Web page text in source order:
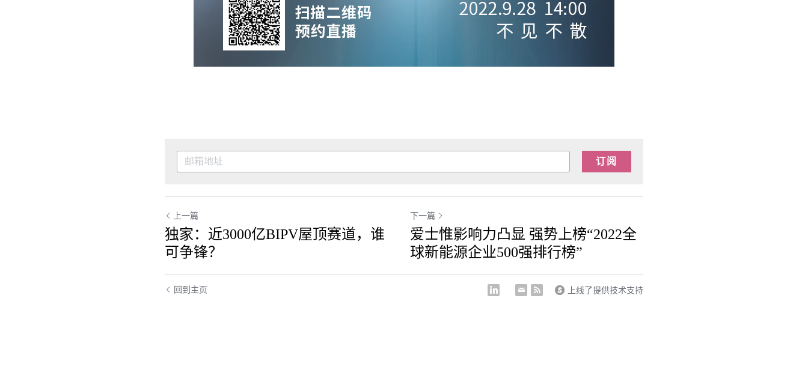
订阅
上一篇
独家：近3000亿BIPV屋顶赛道，谁
可争锋？
下一篇
爱士惟影响力凸显 强势上榜“2022全
球新能源企业500强排行榜”
回到主页 上线了提供技术支持